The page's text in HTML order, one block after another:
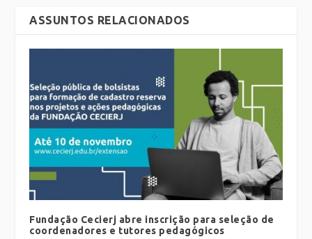
ASSUNTOS RELACIONADOS
Fundação Cecierj abre inscrição para seleção de
coordenadores e tutores pedagógicos